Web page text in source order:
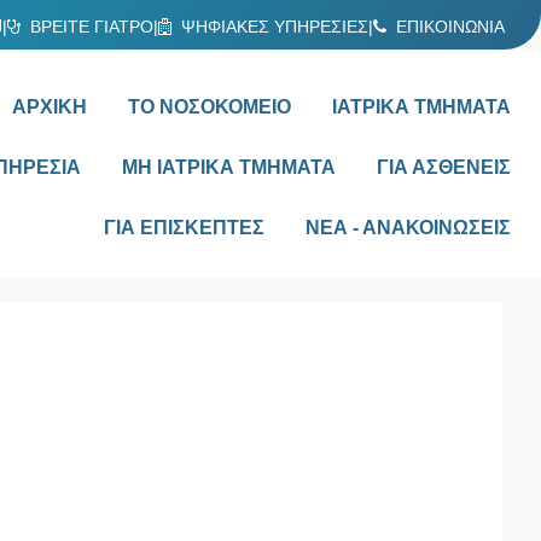
| ΒΡΕΙΤΕ ΓΙΑΤΡΟ| ΨΗΦΙΑΚΕΣ ΥΠΗΡΕΣΙΕΣ| ΕΠΙΚΟΙΝΩΝΙΑ
ΑΡΧΙΚΗ
ΤΟ ΝΟΣΟΚΟΜΕΙΟ ΙΑΤΡΙΚΑ ΤΜΗΜΑΤΑ
ΜΗ ΙΑΤΡΙΚΑ ΤΜΗΜΑΤΑ ΓΙΑ ΑΣΘΕΝΕΙΣ
ΓΙΑ ΕΠΙΣΚΕΠΤΕΣ ΝΕΑ - ΑΝΑΚΟΙΝΩΣΕΙΣ